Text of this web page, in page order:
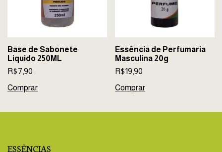
Base de Sabonete
Liquido 250ML
R$7,90
Comprar
Essência de Perfumaria
Masculina 20g
R$19,90
Comprar
ESSÊNCIAS